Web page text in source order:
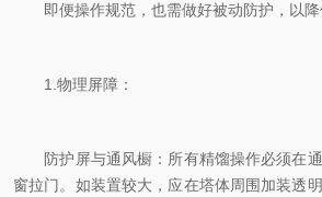
即便操作规范，也需做好被动防护，以降
1.物理屏障：
防护屏与通风橱：所有精馏操作必须在通
窗拉门。如装置较大，应在塔体周围加装透